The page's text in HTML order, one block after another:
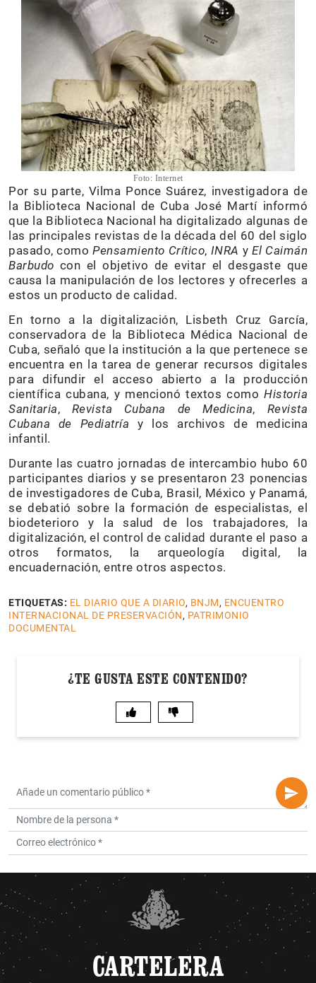
Foto: Internet
Por su parte, Vilma Ponce Suárez, investigadora de
la Biblioteca Nacional de Cuba José Martí informó
que la Biblioteca Nacional ha digitalizado algunas de
las principales revistas de la década del 60 del siglo
pasado, comoPensamiento Crítico, INRA yEl Caimán
Barbudo con el objetivo de evitar el desgaste que
causa la manipulación de los lectores y ofrecerles a
estos un producto de calidad.
En torno a la digitalización, Lisbeth Cruz García,
conservadora de la Biblioteca Médica Nacional de
Cuba, señaló que la institución a la que pertenece se
encuentra en la tarea de generar recursos digitales
para difundir el acceso abierto a la producción
científica cubana, y mencionó textos como Historia
Sanitaria, Revista Cubana de Medicina, Revista
Cubana de Pediatría y los archivos de medicina
infantil.
Durante las cuatro jornadas de intercambio hubo 60
participantes diarios y se presentaron 23 ponencias
de investigadores de Cuba, Brasil, México y Panamá,
se debatió sobre la formación de especialistas, el
biodeterioro y la salud de los trabajadores, la
digitalización, el control de calidad durante el paso a
otros formatos, la arqueología digital, la
encuadernación, entre otros aspectos.
ETIQUETAS: EL DIARIO QUE A DIARIO, BNJM, ENCUENTRO
INTERNACIONAL DE PRESERVACIÓN, PATRIMONIO
DOCUMENTAL
¿TE GUSTA ESTE CONTENIDO?
CARTELERA